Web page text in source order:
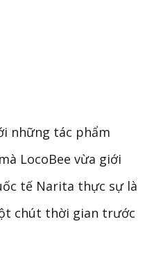
những tác phẩm
LocoBee vừa giới
tế Narita thực sự là
chút thời gian trước